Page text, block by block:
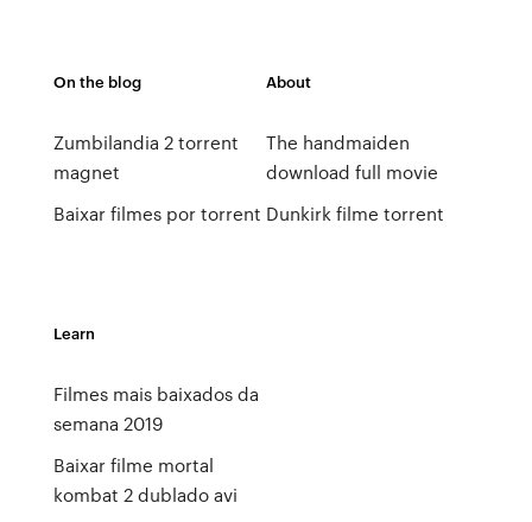
On the blog
Zumbilandia 2 torrent
magnet
Baixar filmes por torrent
About
The handmaiden
download full movie
Dunkirk filme torrent
Learn
Filmes mais baixados da
semana 2019
Baixar filme mortal
kombat 2 dublado avi